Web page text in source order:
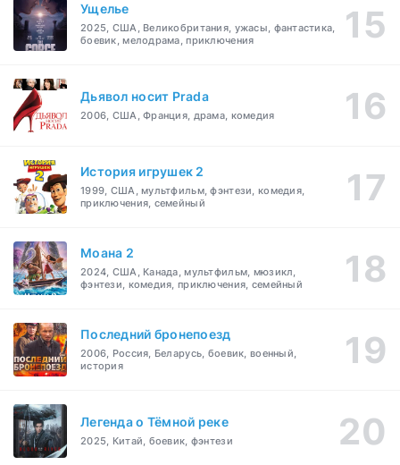
Ущелье
2025, США, Великобритания, ужасы, фантастика,
боевик, мелодрама, приключения
Дьявол носит Prada
2006, США, Франция, драма, комедия
История игрушек 2
1999, США, мультфильм, фэнтези, комедия,
приключения, семейный
Моана 2
2024, США, Канада, мультфильм, мюзикл,
фэнтези, комедия, приключения, семейный
Последний бронепоезд
2006, Россия, Беларусь, боевик, военный,
история
Легенда о Тёмной реке
2025, Китай, боевик, фэнтези